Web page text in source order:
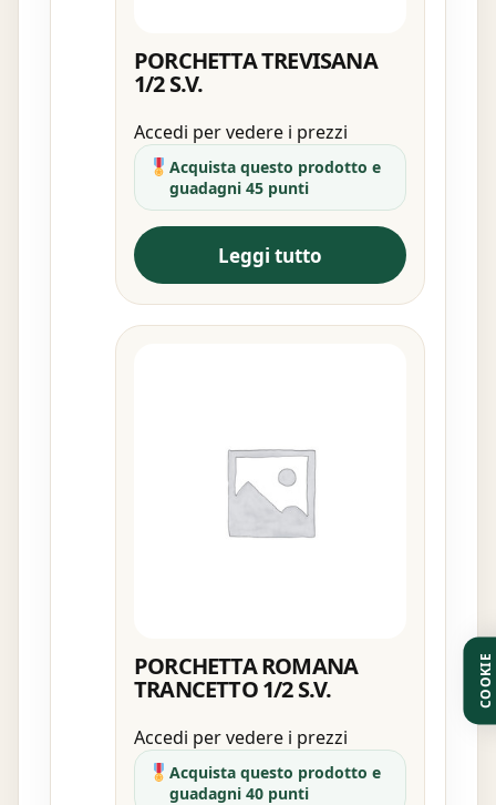
PORCHETTA TREVISANA
1/2 S.V.
Accedi per vedere i prezzi
Acquista questo prodotto e
guadagni 45 punti
Leggi tutto
PORCHETTA ROMANA
TRANCETTO 1/2 S.V.
Accedi per vedere i prezzi
Acquista questo prodotto e
guadagni 40 punti
COOKIE